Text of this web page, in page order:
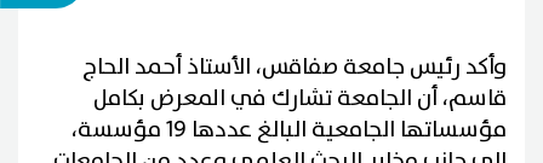
وأكد رئيس جامعة صفاقس، الأستاذ أحمد الحاج
قاسم، أن الجامعة تشارك في المعرض بكامل
مؤسساتها الجامعية البالغ عددها 19 مؤسسة،